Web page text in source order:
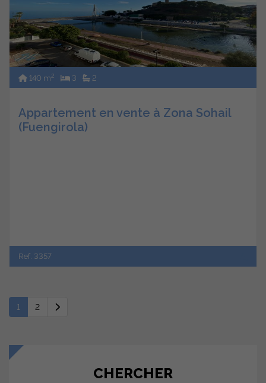
140 m2 3 2
Appartement en vente à Zona Sohail
(Fuengirola)
Ref. 3357
1 2
CHERCHER